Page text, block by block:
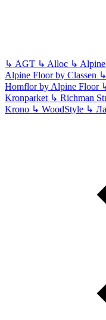
↳ AGT ↳ Alloc ↳
Alpine Floor by Classen ↳
Homflor by Alpine Floor
Kronparket ↳ Richman
Krono ↳ WoodStyle ↳